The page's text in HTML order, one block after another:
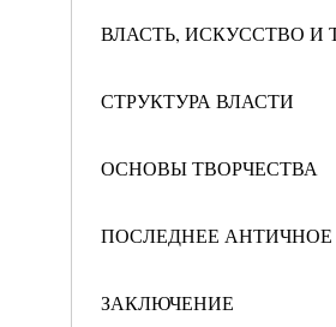
ВЛАСТЬ, ИСКУССТВО И
СТРУКТУРА ВЛАСТИ
ОСНОВЫ ТВОРЧЕСТВА
ПОСЛЕДНЕЕ
ЗАКЛЮЧЕНИЕ